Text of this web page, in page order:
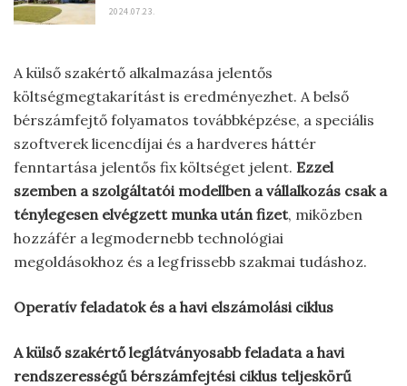
2024.07.23.
A külső szakértő alkalmazása jelentős
költségmegtakarítást is eredményezhet. A belső
bérszámfejtő folyamatos továbbképzése, a speciális
szoftverek licencdíjai és a hardveres háttér
fenntartása jelentős fix költséget jelent. Ezzel
szemben a szolgáltatói modellben a vállalkozás csak a
ténylegesen elvégzett munka után fizet, miközben
hozzáfér a legmodernebb technológiai
megoldásokhoz és a legfrissebb szakmai tudáshoz.
Operatív feladatok és a havi elszámolási ciklus
A külső szakértő leglátványosabb feladata a havi
rendszerességű bérszámfejtési ciklus teljeskörű